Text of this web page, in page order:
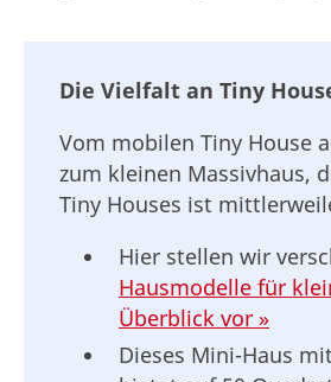
Die Vielfalt an Tiny
Vom mobilen Tiny House
zum kleinen Massivhaus,
Tiny Houses ist
Hier stellen wir
Hausmodelle für
Überblick vor »
Dieses Mini-Haus